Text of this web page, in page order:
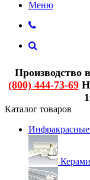
Меню
Производство
(800) 444-73-69
Каталог товаров
Инфракрасные